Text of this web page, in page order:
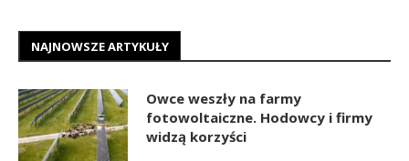
NAJNOWSZE ARTYKUŁY
Owce weszły na farmy
fotowoltaiczne. Hodowcy i firmy
widzą korzyści